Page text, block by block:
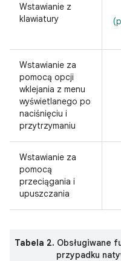
Wstawianie z
klawiatury
Wstawianie za
pomocą opcji
wklejania z menu
wyświetlanego po
naciśnięciu i
przytrzymaniu
Wstawianie za
pomocą
przeciągania i
upuszczania
Tabela 2. Obsługiwane
przypadku